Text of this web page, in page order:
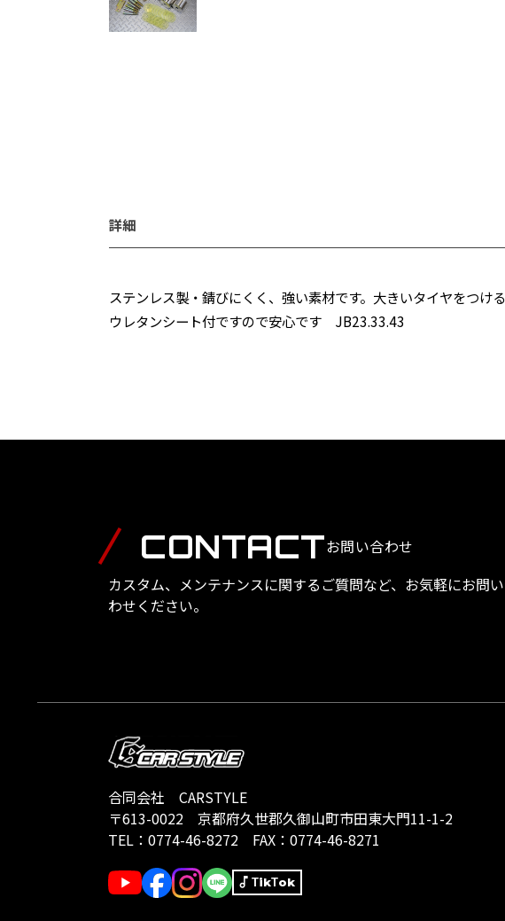
詳細
ステンレス製・錆びにくく、強い素材です。大きいタイヤをつけ
ウレタンシート付ですので安心です JB23.33.43
CONTACTお問い合わせ
カスタム、メンテナンスに関するご質問など、お気軽にお問
わせください。
合同会社 CARSTYLE
〒613-0022 京都府久世郡久御山町市田東大門11-1-2
TEL： 0774-46-8272 FAX：0774-46-8271
TikTok